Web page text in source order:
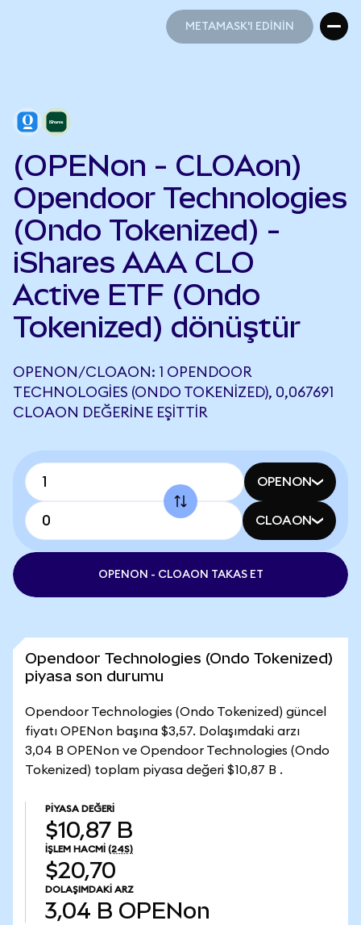
METAMASK'I EDİNİN
(OPENon - CLOAon)
Opendoor Technologies
(Ondo Tokenized) -
iShares AAA CLO
Active ETF (Ondo
Tokenized) dönüştür
OPENON/CLOAON: 1 OPENDOOR
TECHNOLOGIES (ONDO TOKENIZED), 0,067691
CLOAON DEĞERINE EŞITTIR
OPENON
CLOAON
OPENON - CLOAON TAKAS ET
Opendoor Technologies (Ondo Tokenized)
piyasa son durumu
Opendoor Technologies (Ondo Tokenized) güncel
fiyatı OPENon başına $3,57. Dolaşımdaki arzı
3,04 B OPENon ve Opendoor Technologies (Ondo
Tokenized) toplam piyasa değeri $10,87 B .
PIYASA DEĞERI
$10,87 B
İŞLEM HACMI (24S)
$20,70
DOLAŞIMDAKI ARZ
3,04 B OPENon